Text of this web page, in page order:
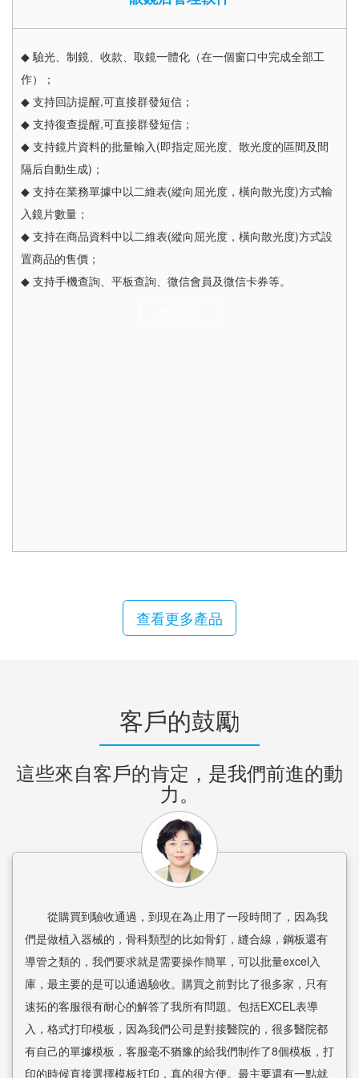
◆ 驗光、制鏡、收款、取鏡一體化（在一個窗口中完成全部工
作）；
◆ 支持回訪提醒,可直接群發短信；
◆ 支持復查提醒,可直接群發短信；
◆ 支持鏡片資料的批量輸入(即指定屈光度、散光度的區間及間
隔后自動生成)；
◆ 支持在業務單據中以二維表(縱向屈光度，橫向散光度)方式輸
入鏡片數量；
◆ 支持在商品資料中以二維表(縱向屈光度，橫向散光度)方式設
置商品的售價；
◆ 支持手機查詢、平板查詢、微信會員及微信卡券等。
查看更多產品
客戶的鼓勵
這些來自客戶的肯定，是我們前進的動
力。
從購買到驗收通過，到現在為止用了一段時間了，因為我
們是做植入器械的，骨科類型的比如骨釘，縫合線，鋼板還有
導管之類的，我們要求就是需要操作簡單，可以批量excel入
庫，最主要的是可以通過驗收。購買之前對比了很多家，只有
速拓的客服很有耐心的解答了我所有問題。包括EXCEL表導
入，格式打印模板，因為我們公司是對接醫院的，很多醫院都
有自己的單據模板，客服毫不猶豫的給我們制作了8個模板，打
印的時候直接選擇模板打印，真的很方便。最主要還有一點就